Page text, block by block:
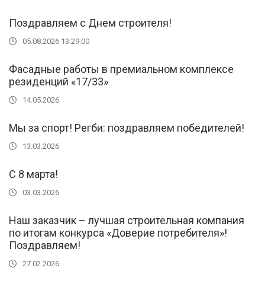
Поздравляем с Днем строителя!
05.08.2026 13:29:00
Фасадные работы в премиальном комплексе
резиденций «17/33»
14.05.2026
Мы за спорт! Регби: поздравляем победителей!
13.03.2026
С 8 марта!
03.03.2026
Наш заказчик – лучшая строительная компания
по итогам конкурса «Доверие потребителя»!
Поздравляем!
27.02.2026